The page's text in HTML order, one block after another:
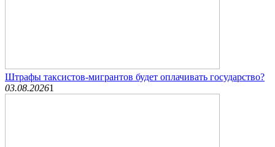
Штрафы таксистов-мигрантов будет оплачивать государство?
03.08.20261